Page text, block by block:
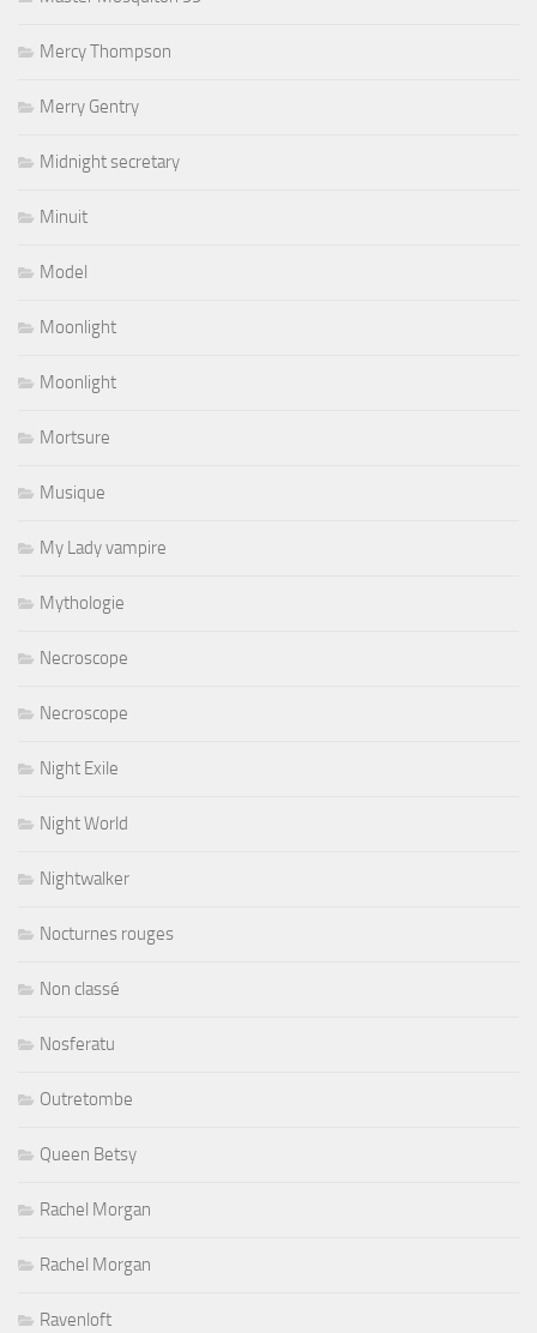
Mercy Thompson
Merry Gentry
Midnight secretary
Minuit
Model
Moonlight
Moonlight
Mortsure
Musique
My Lady vampire
Mythologie
Necroscope
Necroscope
Night Exile
Night World
Nightwalker
Nocturnes rouges
Non classé
Nosferatu
Outretombe
Queen Betsy
Rachel Morgan
Rachel Morgan
Ravenloft